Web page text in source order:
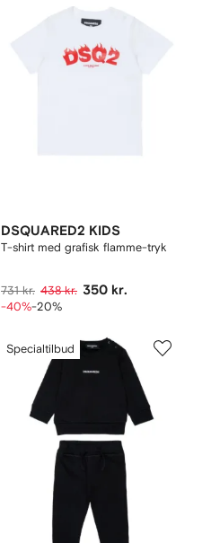
DSQUARED2 KIDS
T-shirt med grafisk flamme-tryk
731 kr. 438 kr. 350 kr.
-40%-20%
Specialtilbud